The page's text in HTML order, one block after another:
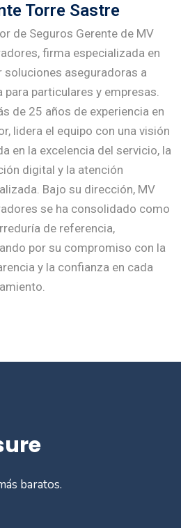
Torre Sastre
de Seguros Gerente de MV
firma especializada en
soluciones aseguradoras a
para particulares y empresas.
de 25 años de experiencia en
lidera el equipo con una visión
en la excelencia del servicio, la
digital y la atención
Bajo su dirección, MV
se ha consolidado como
de referencia,
por su compromiso con la
y la confianza en cada
baratos.